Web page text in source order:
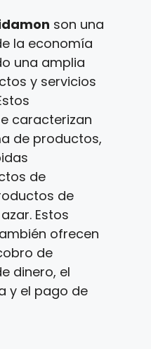
son una
la economía
una amplia
y servicios
caracterizan
de productos,
de
de
Estos
ofrecen
de
dinero, el
y el pago de